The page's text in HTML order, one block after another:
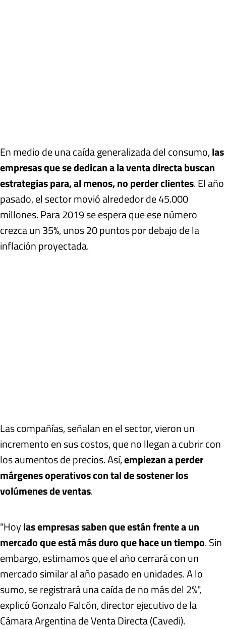
En medio de una caída generalizada del consumo,las
empresas que se dedican a la venta directa buscan
estrategias para, al menos, no perder clientes. El año
pasado, el sector movió alrededor de 45.000
millones. Para 2019 se espera que ese número
crezca un 35%, unos 20 puntos por debajo de la
inflación proyectada.
Las compañías, señalan en el sector, vieron un
incremento en sus costos, que no llegan a cubrir con
los aumentos de precios. Así,empiezan a perder
márgenes operativos con tal de sostener los
volúmenes de ventas.
"Hoylas empresas saben que están frente a un
mercado que está más duro que hace un tiempo. Sin
embargo, estimamos que el año cerrará con un
mercado similar al año pasado en unidades. A lo
sumo, se registrará una caída de no más del 2%",
explicó Gonzalo Falcón, director ejecutivo de la
Cámara Argentina de Venta Directa (Cavedi).